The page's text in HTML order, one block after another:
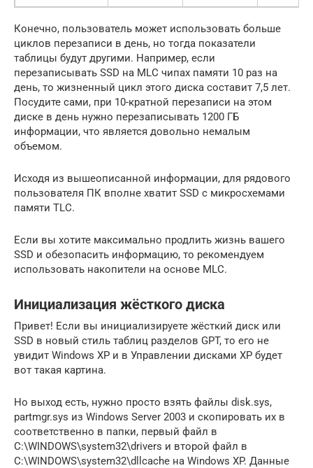
Конечно, пользователь может использовать больше
циклов перезаписи в день, но тогда показатели
таблицы будут другими. Например, если
перезаписывать SSD на MLC чипах памяти 10 раз на
день, то жизненный цикл этого диска составит 7,5 лет.
Посудите сами, при 10-кратной перезаписи на этом
диске в день нужно перезаписывать 1200 ГБ
информации, что является довольно немалым
объемом.
Исходя из вышеописанной информации, для рядового
пользователя ПК вполне хватит SSD с микросхемами
памяти TLC.
Если вы хотите максимально продлить жизнь вашего
SSD и обезопасить информацию, то рекомендуем
использовать накопители на основе MLC.
Инициализация жёсткого диска
Привет! Если вы инициализируете жёсткий диск или
SSD в новый стиль таблиц разделов GPT, то его не
увидит Windows XP и в Управлении дисками XP будет
вот такая картина.
Но выход есть, нужно просто взять файлы disk.sys,
partmgr.sys из Windows Server 2003 и скопировать их в
соответственно в папки, первый файл в
C:\WINDOWS\system32\drivers и второй файл в
C:\WINDOWS\system32\dllcache на Windows XP. Данные